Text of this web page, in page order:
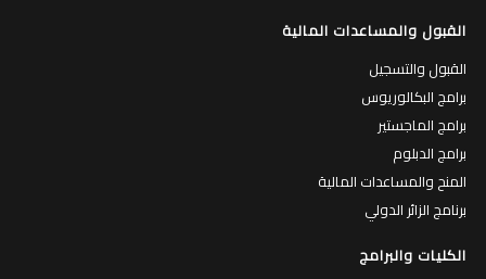
القبول والمساعدات المالية
القبول والتسجيل
برامج البكالوريوس
برامج الماجستير
برامج الدبلوم
المنح والمساعدات المالية
برنامج الزائر الدولي
الكليات والبرامج